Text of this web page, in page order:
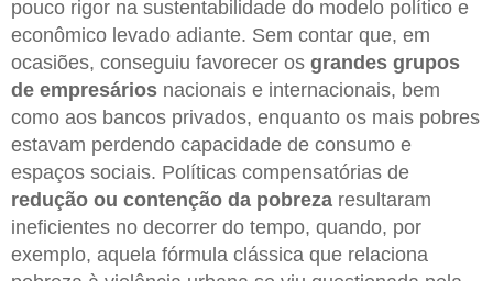
pouco rigor na sustentabilidade do modelo político e
econômico levado adiante. Sem contar que, em
ocasiões, conseguiu favorecer os grandes grupos
de empresários nacionais e internacionais, bem
como aos bancos privados, enquanto os mais pobres
estavam perdendo capacidade de consumo e
espaços sociais. Políticas compensatórias de
redução ou contenção da pobreza resultaram
ineficientes no decorrer do tempo, quando, por
exemplo, aquela fórmula clássica que relaciona